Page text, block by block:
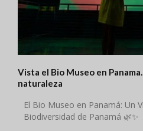
Vista el Bio Museo en
naturaleza
El Bio Museo en Panamá: Un
Biodiversidad de Panamá 🌿✨